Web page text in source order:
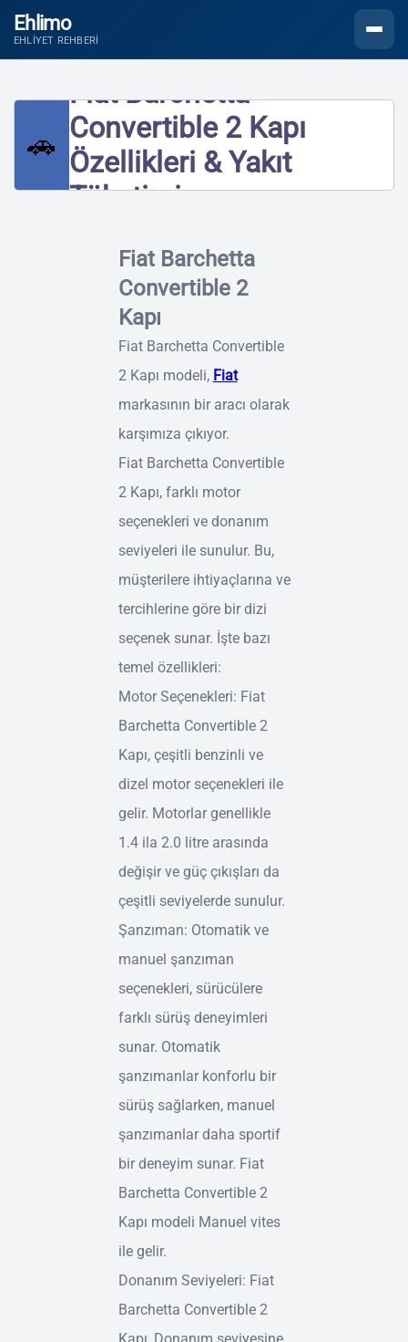
Ehlimo
EHLIYET REHBERI
🚗
Fiat Barchetta
Convertible 2 Kapı
Özellikleri & Yakıt
Tüketimi
Fiat Barchetta
Convertible 2
Kapı
Fiat Barchetta Convertible
2 Kapı modeli, Fiat
markasının bir aracı olarak
karşımıza çıkıyor.
Fiat Barchetta Convertible
2 Kapı, farklı motor
seçenekleri ve donanım
seviyeleri ile sunulur. Bu,
müşterilere ihtiyaçlarına ve
tercihlerine göre bir dizi
seçenek sunar. İşte bazı
temel özellikleri:
Motor Seçenekleri: Fiat
Barchetta Convertible 2
Kapı, çeşitli benzinli ve
dizel motor seçenekleri ile
gelir. Motorlar genellikle
1.4 ila 2.0 litre arasında
değişir ve güç çıkışları da
çeşitli seviyelerde sunulur.
Şanzıman: Otomatik ve
manuel şanzıman
seçenekleri, sürücülere
farklı sürüş deneyimleri
sunar. Otomatik
şanzımanlar konforlu bir
sürüş sağlarken, manuel
şanzımanlar daha sportif
bir deneyim sunar. Fiat
Barchetta Convertible 2
Kapı modeli Manuel vites
ile gelir.
Donanım Seviyeleri: Fiat
Barchetta Convertible 2